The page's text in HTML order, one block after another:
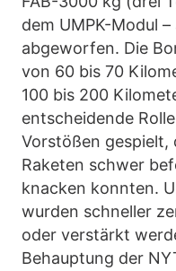
dem UMPK-Modul
abgeworfen. Die
von 60 bis 70
100 bis 200
entscheidende
Vorstößen gespielt,
Raketen schwer
knacken konnten.
wurden schneller
oder verstärkt
Behauptung der